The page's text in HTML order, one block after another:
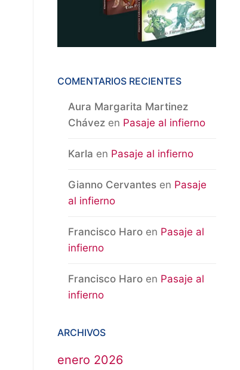
COMENTARIOS RECIENTES
Aura Margarita Martinez
Chávez en Pasaje al infierno
Karla en Pasaje al infierno
Gianno Cervantes en Pasaje
al infierno
Francisco Haro en Pasaje al
infierno
Francisco Haro en Pasaje al
infierno
ARCHIVOS
enero 2026